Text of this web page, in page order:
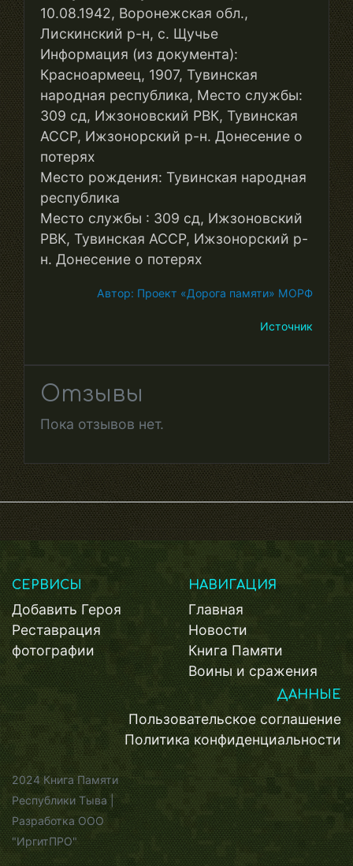
10.08.1942, Воронежская обл.,
Лискинский р-н, с. Щучье
Информация (из документа):
Красноармеец, 1907, Тувинская
народная республика, Место службы:
309 сд, Ижзоновский РВК, Тувинская
АССР, Ижзонорский р-н. Донесение о
потерях
Место рождения: Тувинская народная
республика
Место службы : 309 сд, Ижзоновский
РВК, Тувинская АССР, Ижзонорский р-
н. Донесение о потерях
Автор: Проект «Дорога памяти» МОРФ
Источник
Отзывы
Пока отзывов нет.
СЕРВИСЫ
Добавить Героя
Реставрация
фотографии
НАВИГАЦИЯ
Главная
Новости
Книга Памяти
Воины и сражения
ДАННЫЕ
Пользовательское соглашение
Политика конфиденциальности
2024 Книга Памяти
Республики Тыва |
Разработка ООО
"ИргитПРО"